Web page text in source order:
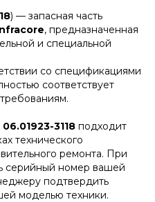
) — запасная часть
, предназначенная
и специальной
со спецификациями
соответствует
06.01923-3118 подходит
технического
ремонта. При
серийный номер вашей
подтвердить
моделью техники.